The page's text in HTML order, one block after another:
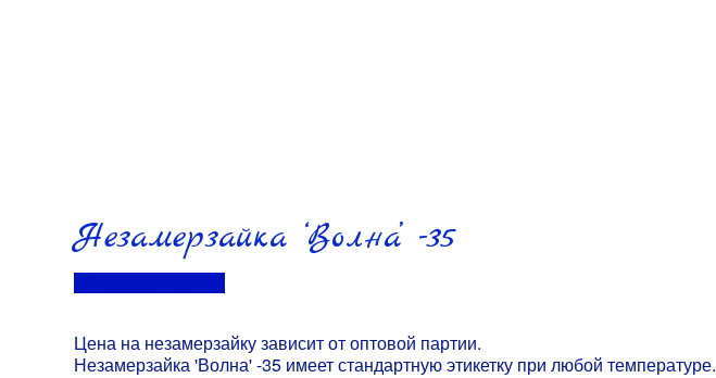
Незамерзайка ‘Волна’ -35
Цена на незамерзайку зависит от оптовой партии.
Незамерзайка 'Волна' -35 имеет стандартную этикетку при любой температуре.